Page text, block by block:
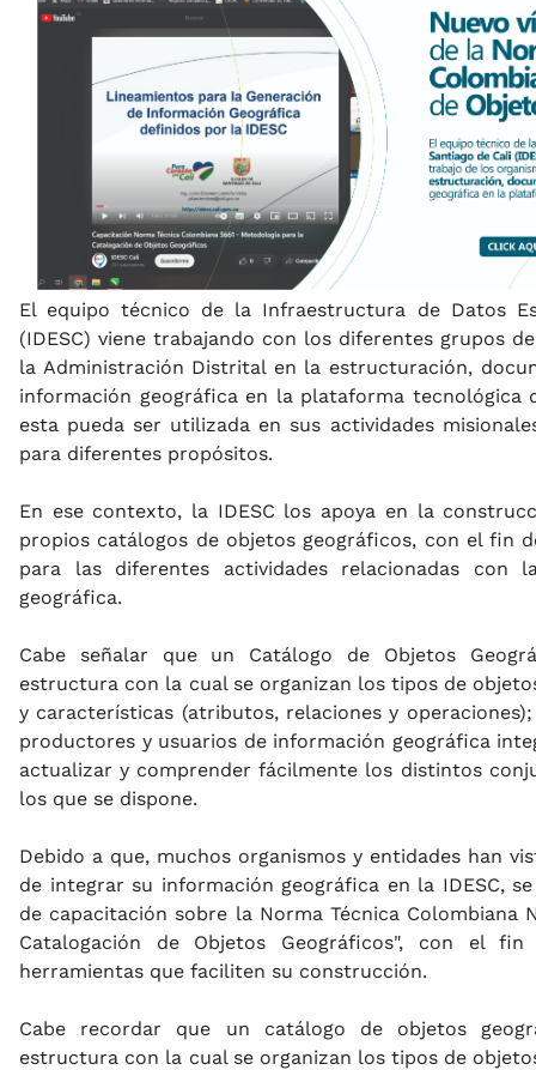
El equipo técnico de la Infraestructura de Datos
(IDESC) viene trabajando con los diferentes grupos
la Administración Distrital en la estructuración,
información geográfica en la plataforma tecnológica
esta pueda ser utilizada en sus actividades
para diferentes propósitos.
En ese contexto, la IDESC los apoya en la
propios catálogos de objetos geográficos, con el fin
para las diferentes actividades relacionadas con
geográfica.
Cabe señalar que un Catálogo de Objetos
estructura con la cual se organizan los tipos de
y características (atributos, relaciones y
productores y usuarios de información geográfica
actualizar y comprender fácilmente los distintos
los que se dispone.
Debido a que, muchos organismos y entidades han
de integrar su información geográfica en la IDESC,
de capacitación sobre la Norma Técnica Colombiana
Catalogación de Objetos Geográficos", con el
herramientas que faciliten su construcción.
Cabe recordar que un catálogo de objetos
estructura con la cual se organizan los tipos de